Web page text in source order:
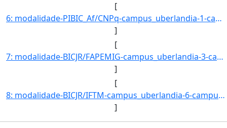
[
6: modalidade-PIBIC_Af/CNPq-campus_uberlandia-1-campus_uberaba-1-campus_ituiutaba-0-campus_patos_de_min]
]
[
7: modalidade-BICJR/FAPEMIG-campus_uberlandia-3-campus_uberaba-1-campus_ituiutaba-4-campus_patos_de_min]
]
[
8: modalidade-BICJR/IFTM-campus_uberlandia-6-campus_uberaba-5-campus_ituiutaba-0-campus_patos_de_minas-]
]